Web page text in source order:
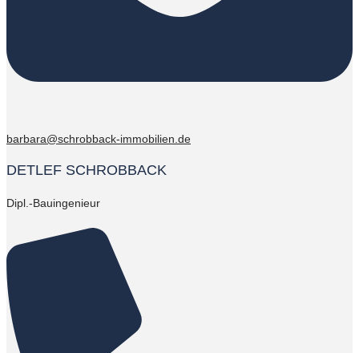
barbara@schrobback-immobilien.de
DETLEF SCHROBBACK
Dipl.-Bauingenieur